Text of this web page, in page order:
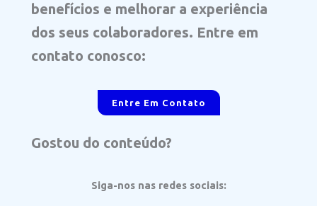
benefícios e melhorar a experiência
dos seus colaboradores. Entre em
contato conosco:
Entre Em Contato
Gostou do conteúdo?
Siga-nos nas redes sociais: